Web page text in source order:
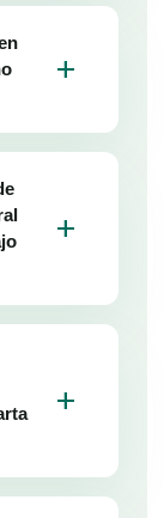
add
add
add